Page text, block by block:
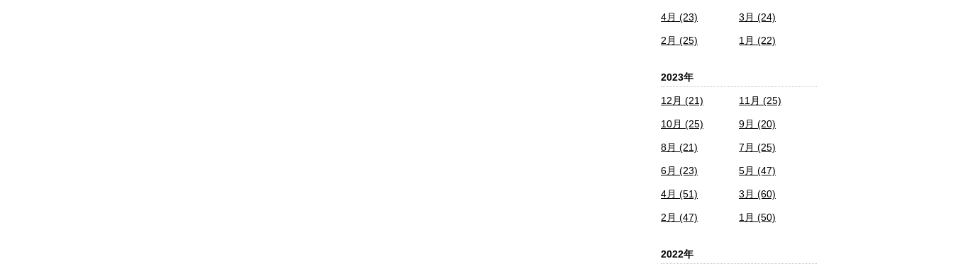
4月 (23) 3月 (24)
2月 (25) 1月 (22)
2023年
12月 (21) 11月 (25)
10月 (25) 9月 (20)
8月 (21) 7月 (25)
6月 (23) 5月 (47)
4月 (51) 3月 (60)
2月 (47) 1月 (50)
2022年